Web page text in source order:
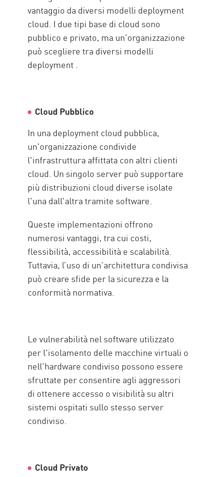
vantaggio da diversi modelli deployment
cloud. I due tipi base di cloud sono
pubblico e privato, ma un'organizzazione
può scegliere tra diversi modelli
deployment .
Cloud Pubblico
In una deployment cloud pubblica,
un'organizzazione condivide
l'infrastruttura affittata con altri clienti
cloud. Un singolo server può supportare
più distribuzioni cloud diverse isolate
l'una dall'altra tramite software.
Queste implementazioni offrono
numerosi vantaggi, tra cui costi,
flessibilità, accessibilità e scalabilità.
Tuttavia, l’uso di un’architettura condivisa
può creare sfide per la sicurezza e la
conformità normativa.
Le vulnerabilità nel software utilizzato
per l'isolamento delle macchine virtuali o
nell'hardware condiviso possono essere
sfruttate per consentire agli aggressori
di ottenere accesso o visibilità su altri
sistemi ospitati sullo stesso server
condiviso.
Cloud Privato